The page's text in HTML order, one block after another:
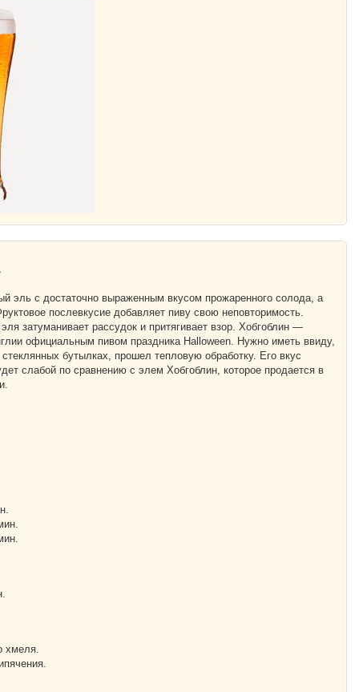
эль с достаточно выраженным вкусом прожаренного солода, а
послевкусие добавляет пиву свою неповторимость.
затуманивает рассудок и притягивает взор. Хобгоблин —
официальным пивом праздника Halloween. Нужно иметь ввиду,
бутылках, прошел тепловую обработку. Его вкус
слабой по сравнению с элем Хобгоблин, которое продается в
хмеля.